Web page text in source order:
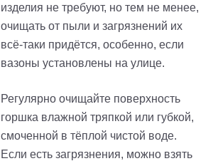
изделия не требуют, но тем не менее,
очищать от пыли и загрязнений их
всё-таки придётся, особенно, если
вазоны установлены на улице.
Регулярно очищайте поверхность
горшка влажной тряпкой или губкой,
смоченной в тёплой чистой воде.
Если есть загрязнения, можно взять